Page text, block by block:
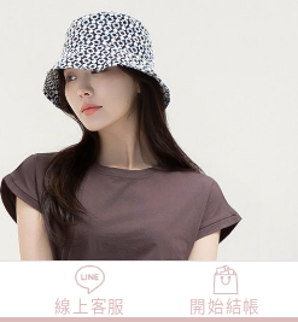
線上客服 開始結帳
TOP100 小編穿搭